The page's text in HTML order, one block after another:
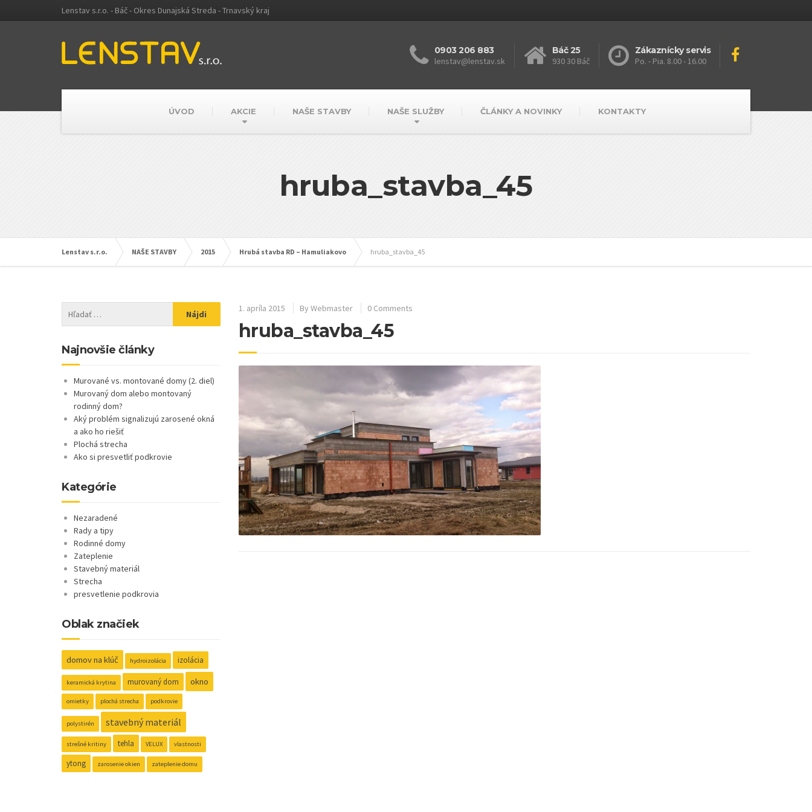
Lenstav s.r.o. - Báč - Okres Dunajská Streda - Trnavský kraj
0903 206 883
lenstav@lenstav.sk
Báč 25
930 30 Báč
Zákaznícky servis
Po. - Pia. 8.00 - 16.00
ÚVOD AKCIE NAŠE STAVBY NAŠE SLUŽBY ČLÁNKY A NOVINKY KONTAKTY
hruba_stavba_45
Lenstav s.r.o. NAŠE STAVBY 2015 Hrubá stavba RD – Hamuliakovo hruba_stavba_45
1. apríla 2015 By Webmaster 0 Comments
hruba_stavba_45
Najnovšie články
Murované vs. montované domy (2. diel)
Murovaný dom alebo montovaný
rodinný dom?
Aký problém signalizujú zarosené okná
a ako ho riešiť
Plochá strecha
Ako si presvetliť podkrovie
Kategórie
Nezaradené
Rady a tipy
Rodinné domy
Zateplenie
Stavebný materiál
Strecha
presvetlenie podkrovia
Oblak značiek
domov na klúč hydroizolácia izolácia
keramická krytina murovaný dom okno
omietky plochá strecha podkrovie
polystirén stavebný materiál
strešné kritiny tehla VELUX vlastnosti
ytong zarosenie okien zateplenie domu